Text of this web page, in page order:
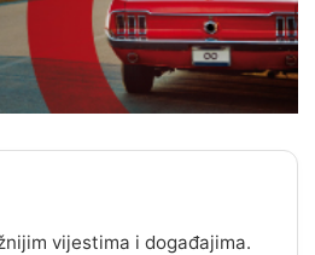
vijestima i događajima.